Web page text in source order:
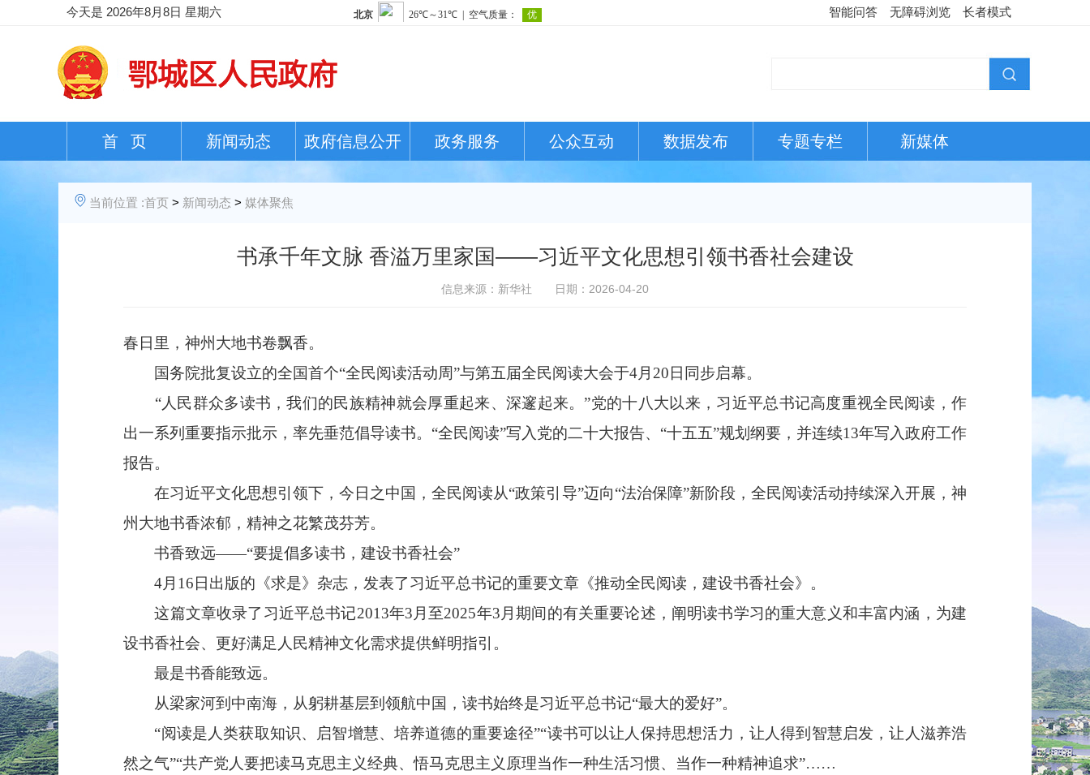
今天是 2026年8月8日 星期六 智能问答 无障碍浏览 长者模式
首 页 新闻动态 政府信息公开 政务服务 公众互动 数据发布 专题专栏 新媒体
当前位置 :首页 > 新闻动态 > 媒体聚焦
书承千年文脉 香溢万里家国——习近平文化思想引领书香社会建设
信息来源：新华社 日期：2026-04-20
春日里，神州大地书卷飘香。
国务院批复设立的全国首个“全民阅读活动周”与第五届全民阅读大会于4月20日同步启幕。
“人民群众多读书，我们的民族精神就会厚重起来、深邃起来。”党的十八大以来，习近平总书记高度重视全民阅读，作
出一系列重要指示批示，率先垂范倡导读书。“全民阅读”写入党的二十大报告、“十五五”规划纲要，并连续13年写入政府工作
报告。
在习近平文化思想引领下，今日之中国，全民阅读从“政策引导”迈向“法治保障”新阶段，全民阅读活动持续深入开展，神
州大地书香浓郁，精神之花繁茂芬芳。
书香致远——“要提倡多读书，建设书香社会”
4月16日出版的《求是》杂志，发表了习近平总书记的重要文章《推动全民阅读，建设书香社会》。
这篇文章收录了习近平总书记2013年3月至2025年3月期间的有关重要论述，阐明读书学习的重大意义和丰富内涵，为建
设书香社会、更好满足人民精神文化需求提供鲜明指引。
最是书香能致远。
从梁家河到中南海，从躬耕基层到领航中国，读书始终是习近平总书记“最大的爱好”。
“阅读是人类获取知识、启智增慧、培养道德的重要途径”“读书可以让人保持思想活力，让人得到智慧启发，让人滋养浩
然之气”“共产党人要把读马克思主义经典、悟马克思主义原理当作一种生活习惯、当作一种精神追求”……